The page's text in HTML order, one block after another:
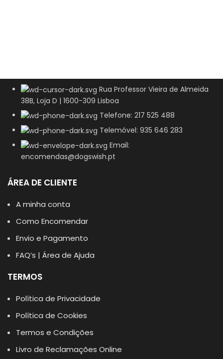
Rua Professor Vieira de Almeida
38B, Loja D | 1600-309 Lisboa
Telefone: 217 525 488
Telemóvel: 935 646 283
Email:
encomendas@dogswish.pt
ÁREA DE CLIENTE
A minha conta
Como Encomendar
Envio e Pagamento
FAQ’s | Área de Ajuda
TERMOS
Política de Privacidade
Política de Cookies
Termos e Condições
Livro de Reclamações Online